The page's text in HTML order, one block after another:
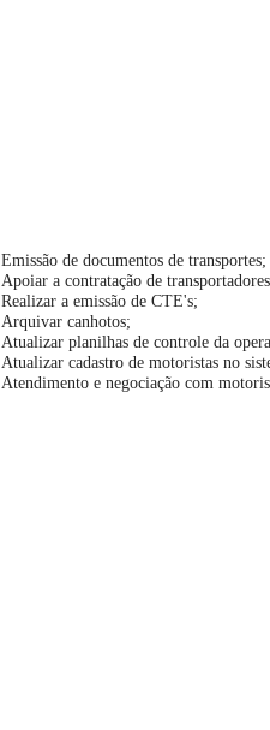
Emissão de documentos de transportes;
Apoiar a contratação de
Realizar a emissão de CTE's;
Arquivar canhotos;
Atualizar planilhas de controle da
Atualizar cadastro de motoristas no
Atendimento e negociação com